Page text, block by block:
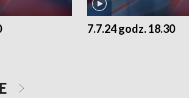
7.7.24 godz. 18.30